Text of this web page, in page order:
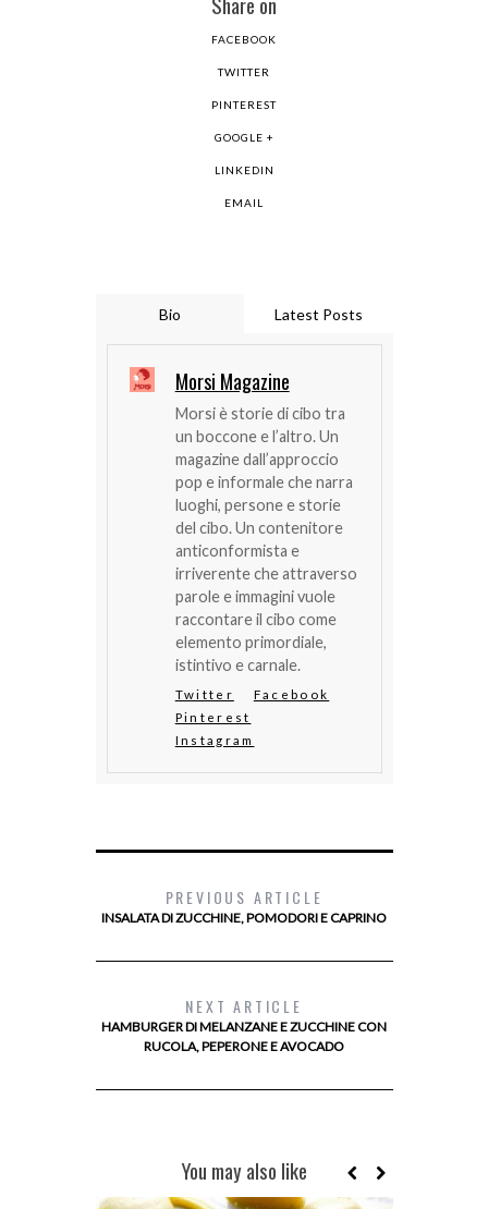
FACEBOOK
TWITTER
PINTEREST
GOOGLE +
LINKEDIN
EMAIL
Bio Latest Posts
Morsi Magazine
Morsi è storie di cibo tra
un boccone e l’altro. Un
magazine dall’approccio
pop e informale che narra
luoghi, persone e storie
del cibo. Un contenitore
anticonformista e
irriverente che attraverso
parole e immagini vuole
raccontare il cibo come
elemento primordiale,
istintivo e carnale.
Twitter
Facebook
Pinterest
Instagram
PREVIOUS ARTICLE
INSALATA DI ZUCCHINE, POMODORI E CAPRINO
NEXT ARTICLE
HAMBURGER DI MELANZANE E ZUCCHINE CON
RUCOLA, PEPERONE E AVOCADO
You may also like